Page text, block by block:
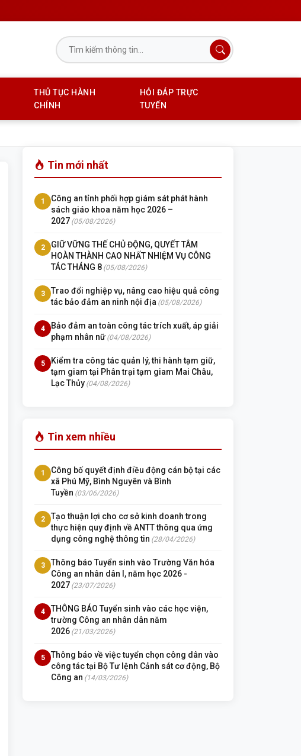
THỦ TỤC HÀNH
CHÍNH
HỎI ĐÁP TRỰC
TUYẾN
Tin mới nhất
1
Công an tỉnh phối hợp giám sát phát hành
sách giáo khoa năm học 2026 –
2027 (05/08/2026)
2
GIỮ VỮNG THẾ CHỦ ĐỘNG, QUYẾT TÂM
HOÀN THÀNH CAO NHẤT NHIỆM VỤ CÔNG
TÁC THÁNG 8 (05/08/2026)
3
Trao đổi nghiệp vụ, nâng cao hiệu quả công
tác bảo đảm an ninh nội địa (05/08/2026)
4
Bảo đảm an toàn công tác trích xuất, áp giải
phạm nhân nữ (04/08/2026)
5
Kiểm tra công tác quản lý, thi hành tạm giữ,
tạm giam tại Phân trại tạm giam Mai Châu,
Lạc Thủy (04/08/2026)
Tin xem nhiều
1
Công bố quyết định điều động cán bộ tại các
xã Phú Mỹ, Bình Nguyên và Bình
Tuyền (03/06/2026)
2
Tạo thuận lợi cho cơ sở kinh doanh trong
thực hiện quy định về ANTT thông qua ứng
dụng công nghệ thông tin (28/04/2026)
3
Thông báo Tuyển sinh vào Trường Văn hóa
Công an nhân dân I, năm học 2026 -
2027 (23/07/2026)
4
THÔNG BÁO Tuyển sinh vào các học viện,
trường Công an nhân dân năm
2026 (21/03/2026)
5
Thông báo về việc tuyển chọn công dân vào
công tác tại Bộ Tư lệnh Cảnh sát cơ động, Bộ
Công an (14/03/2026)